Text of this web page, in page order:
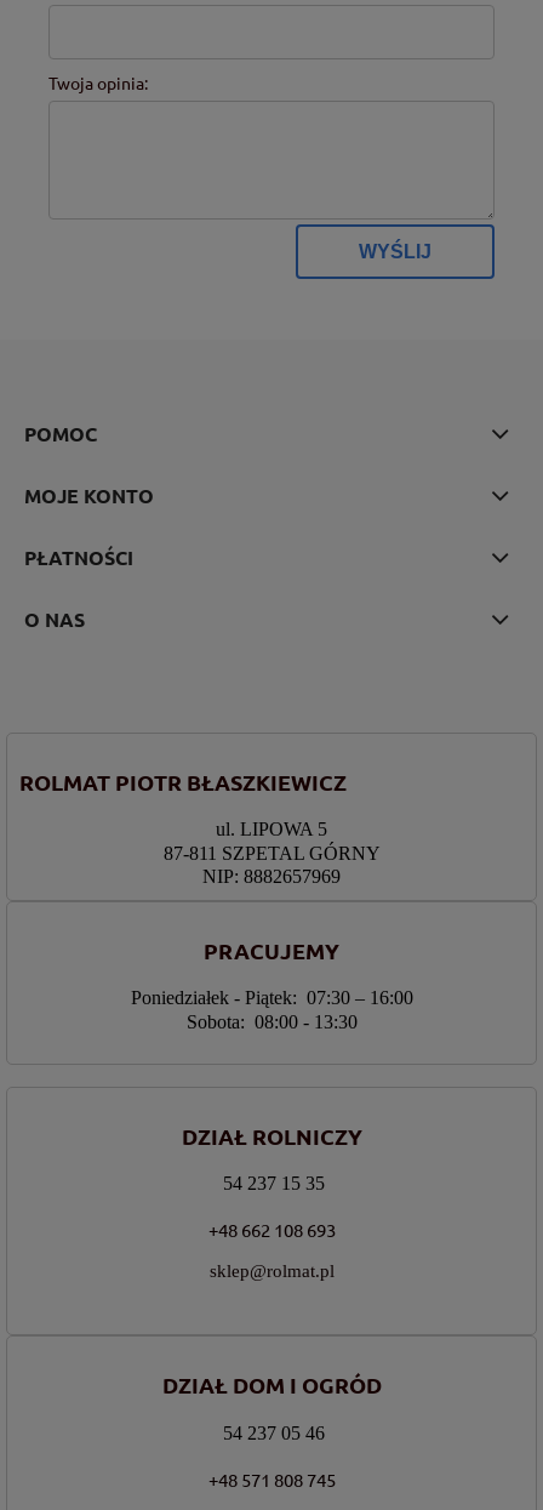
Twoja opinia:
WYŚLIJ
POMOC
MOJE KONTO
PŁATNOŚCI
O NAS
ROLMAT PIOTR BŁASZKIEWICZ
ul. LIPOWA 5
87-811 SZPETAL GÓRNY
NIP: 8882657969
PRACUJEMY
Poniedziałek - Piątek: 07:30 – 16:00
Sobota: 08:00 - 13:30
DZIAŁ ROLNICZY
54 237 15 35
+48 662 108 693
sklep@rolmat.pl
DZIAŁ DOM I OGRÓD
54 237 05 46
+48 571 808 745